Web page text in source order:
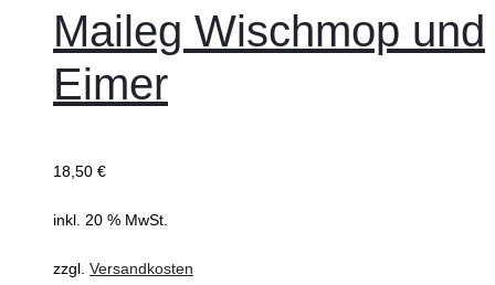
Maileg Wischmop und
Eimer
18,50 €
inkl. 20 % MwSt.
zzgl. Versandkosten